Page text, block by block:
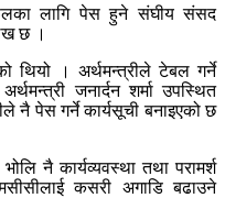
लागि पेस हुने संघीय संसद
छ ।
थियो । अर्थमन्त्रीले टेबल गर्ने
जनार्दन शर्मा उपस्थित
नै पेस गर्ने कार्यसूची बनाइएको छ
नै कार्यव्यवस्था तथा परामर्श
कसरी अगाडि बढाउने